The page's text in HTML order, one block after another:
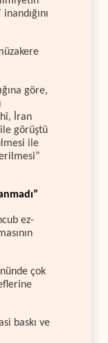
göre,
İran
görüştü
ile
ez-
çok
baskı ve